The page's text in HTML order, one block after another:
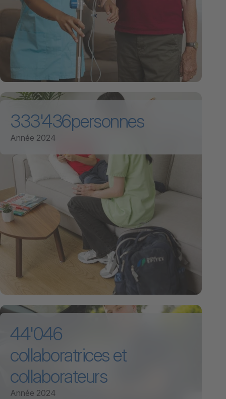
333'436personnes
Année 2024
44'046
collaboratrices et
collaborateurs
Année 2024